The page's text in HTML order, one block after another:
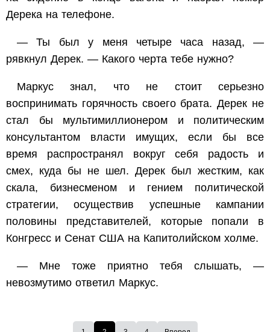
Дерека на телефоне.
— Ты был у меня четыре часа назад, —
рявкнул Дерек. — Какого черта тебе нужно?
Маркус знал, что не стоит серьезно
воспринимать горячность своего брата. Дерек не
стал бы мультимиллионером и политическим
консультантом власти имущих, если бы все
время распространял вокруг себя радость и
смех, куда бы не шел. Дерек был жестким, как
скала, бизнесменом и гением политической
стратегии, осуществив успешные кампании
половины представителей, которые попали в
Конгресс и Сенат США на Капитолийском холме.
— Мне тоже приятно тебя слышать, —
невозмутимо ответил Маркус.